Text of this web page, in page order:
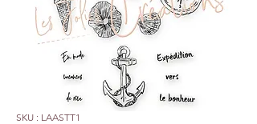
SKU : LAASTT1